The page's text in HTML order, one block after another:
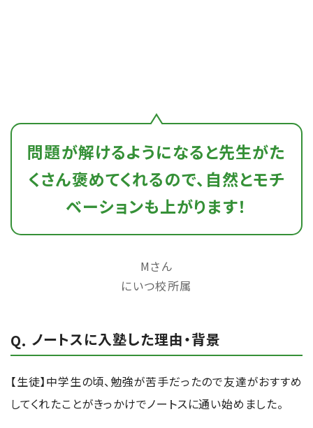
問題が解けるようになると先生がた
くさん褒めてくれるので、自然とモチ
ベーションも上がります！
Mさん
にいつ校所属
ノートスに入塾した理由・背景
【生徒】中学生の頃、勉強が苦手だったので友達がおすすめ
してくれたことがきっかけでノートスに通い始めました。